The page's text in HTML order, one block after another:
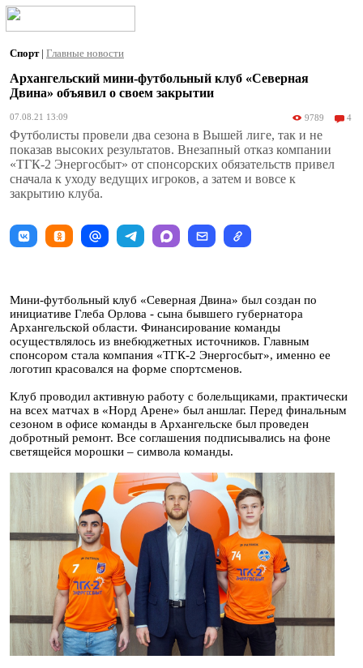
Спорт | Главные новости
Архангельский мини-футбольный клуб «Северная
Двина» объявил о своем закрытии
07.08.21 13:09 9789 4
Футболисты провели два сезона в Вышей лиге, так и не
показав высоких результатов. Внезапный отказ компании
«ТГК-2 Энергосбыт» от спонсорских обязательств привел
сначала к уходу ведущих игроков, а затем и вовсе к
закрытию клуба.
Мини-футбольный клуб «Северная Двина» был создан по
инициативе Глеба Орлова - сына бывшего губернатора
Архангельской области. Финансирование команды
осуществлялось из внебюджетных источников. Главным
спонсором стала компания «ТГК-2 Энергосбыт», именно ее
логотип красовался на форме спортсменов.
Клуб проводил активную работу с болельщиками, практически
на всех матчах в «Норд Арене» был аншлаг. Перед финальным
сезоном в офисе команды в Архангельске был проведен
добротный ремонт. Все соглашения подписывались на фоне
светящейся морошки – символа команды.